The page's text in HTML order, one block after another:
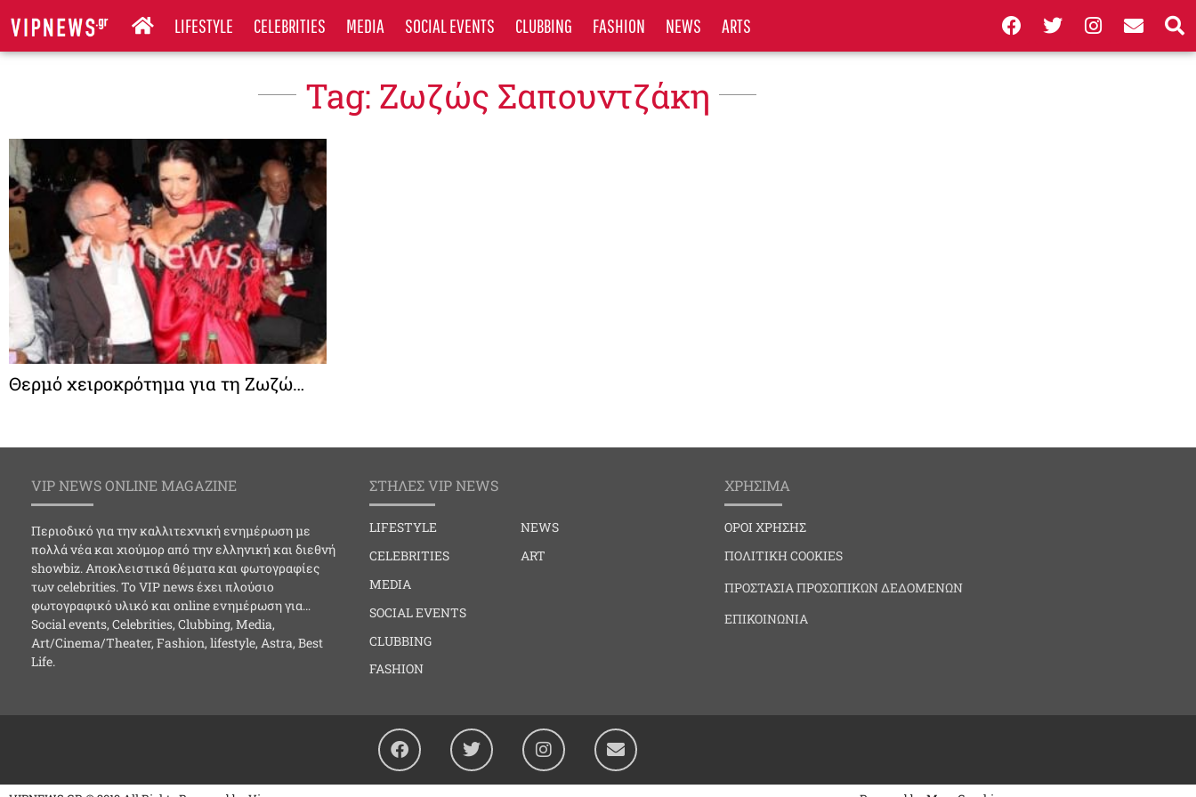
LIFESTYLE CELEBRITIES MEDIA SOCIAL EVENTS CLUBBING FASHION NEWS ARTS
Tag: Ζωζώς Σαπουντζάκη
Θερμό χειροκρότημα για τη Ζωζώ…
VIP NEWS ONLINE MAGAZINE
Περιοδικό για την καλλιτεχνική ενημέρωση με
πολλά νέα και χιούμορ από την ελληνική και διεθνή
showbiz. Αποκλειστικά θέματα και φωτογραφίες
των celebrities. Το VIP news έχει πλούσιο
φωτογραφικό υλικό και online ενημέρωση για…
Social events, Celebrities, Clubbing, Media,
Art/Cinema/Theater, Fashion, lifestyle, Astra, Best
Life.
ΣΤΗΛΕΣ VIP NEWS
LIFESTYLE
CELEBRITIES
MEDIA
SOCIAL EVENTS
CLUBBING
FASHION
NEWS
ART
ΧΡΗΣΙΜΑ
ΟΡΟΙ ΧΡΗΣΗΣ
ΠΟΛΙΤΙΚΗ COOKIES
ΠΡΟΣΤΑΣΙΑ ΠΡΟΣΩΠΙΚΩΝ ΔΕΔΟΜΕΝΩΝ
ΕΠΙΚΟΙΝΩΝΙΑ